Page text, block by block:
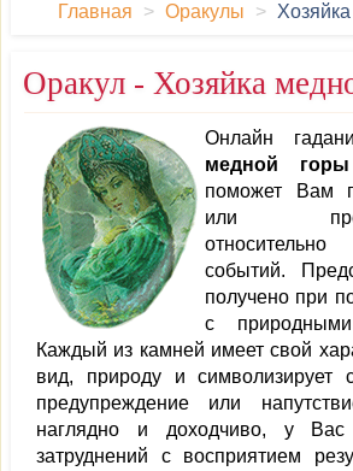
Главная Оракулы
Оракул - Хозяйка
Онлайн
медной горы
поможет Вам
или
событий.
получено при
с
Каждый из камней имеет свой
вид, природу и символизирует
предупреждение или
наглядно и доходчиво, у Вас
затруднений с восприятием